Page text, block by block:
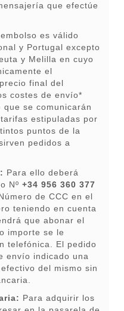
que efectúe
es válido
y Portugal excepto
y Melilla en cuyo
el
final del
costes de envío*
se comunicarán
estipuladas por
puntos de la
pedidos a
Para ello deberá
Nº +34 956 360 377
de CCC en el
teniendo en cuenta
que abonar el
importe se le
telefónica. El pedido
envío indicado una
del mismo sin
Para adquirir los